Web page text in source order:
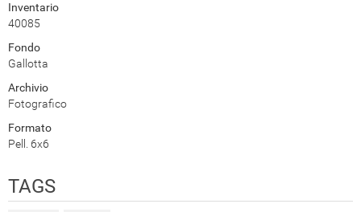
Inventario
40085
Fondo
Gallotta
Archivio
Fotografico
Formato
Pell. 6x6
TAGS